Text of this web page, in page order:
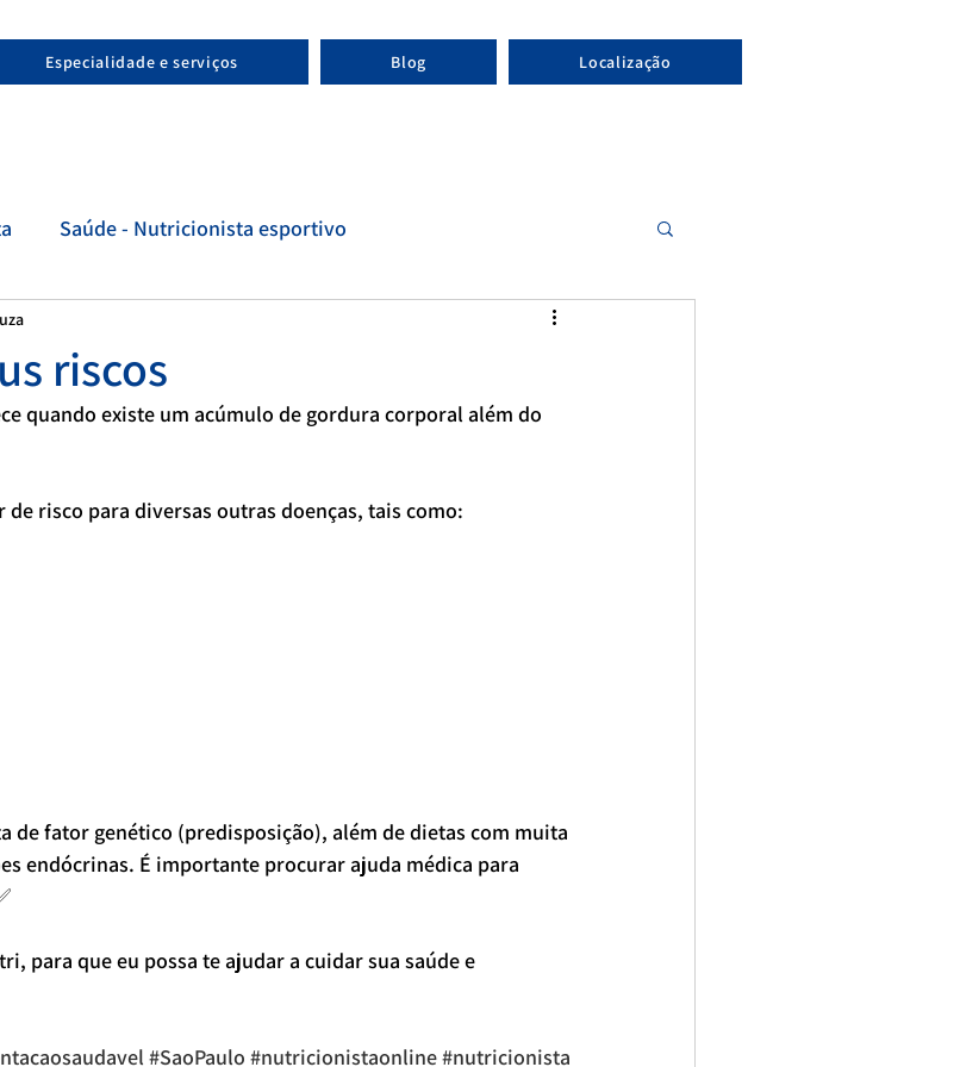
Especialidade e serviços Blog Localização
Saúde - Nutricionista esportivo
- Nutricionista esportivo
riscos
quando existe um acúmulo de gordura corporal além do
de risco para diversas outras doenças, tais como:
de fator genético (predisposição), além de dietas com muita
endócrinas. É importante procurar ajuda médica para
para que eu possa te ajudar a cuidar sua saúde e
#SaoPaulo #nutricionistaonline#nutricionista